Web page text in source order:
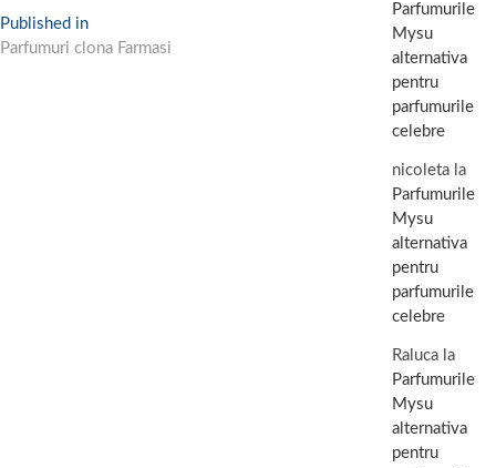
Navigare
în
Published in
Parfumuri clona Farmasi
Parfumurile
Mysu
alternativa
pentru
parfumurile
celebre
nicoletala
Parfumurile
Mysu
alternativa
pentru
parfumurile
celebre
Ralucala
Parfumurile
Mysu
alternativa
pentru